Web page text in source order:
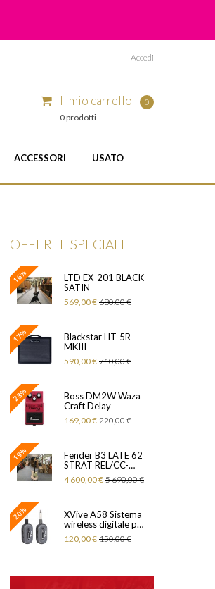
Accedi
Il mio carrello
0
0 prodotti
ACCESSORI USATO
OFFERTE SPECIALI
16%
LTD EX-201 BLACK
SATIN
569,00 € 680,00 €
17%
Blackstar HT-5R
MKIII
590,00 € 710,00 €
23%
Boss DM2W Waza
Craft Delay
169,00 € 220,00 €
19%
Fender B3 LATE 62
STRAT REL/CC-
SFASPK
4 600,00 € 5 690,00 €
20%
XVive A58 Sistema
wireless digitale per
strumento
120,00 € 150,00 €